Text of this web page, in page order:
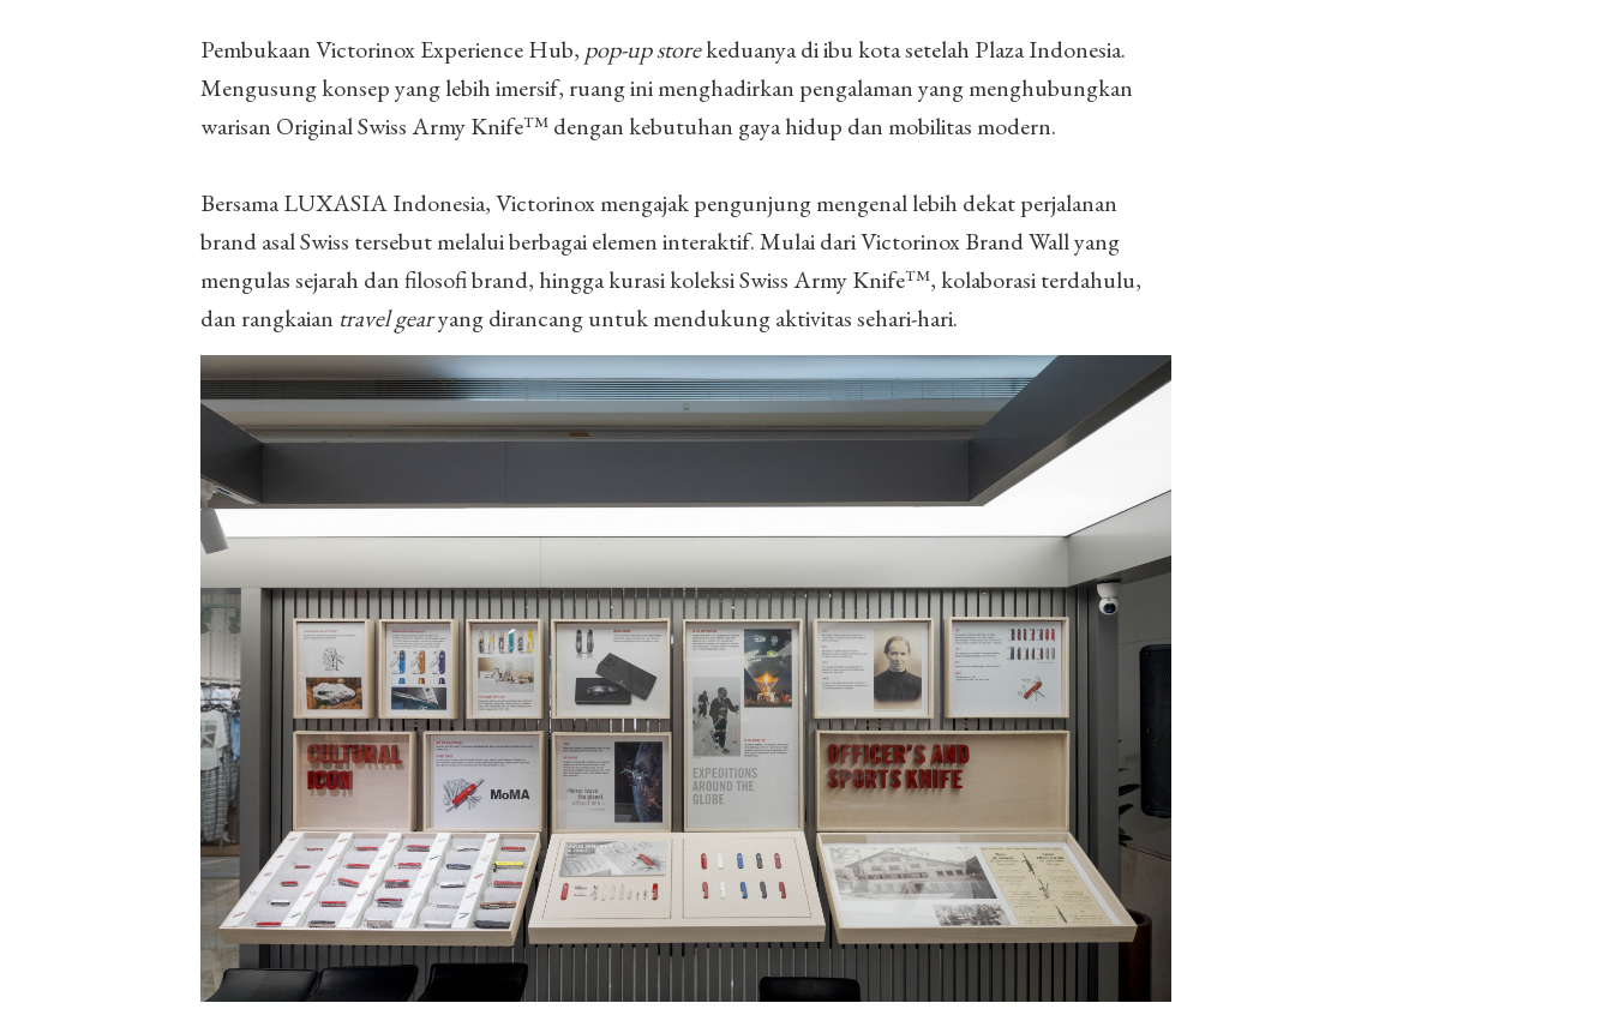
Pembukaan Victorinox Experience Hub, pop-up storekeduanya di ibu kota setelah Plaza Indonesia.
Mengusung konsep yang lebih imersif, ruang ini menghadirkan pengalaman yang menghubungkan
warisan Original Swiss Army Knife™ dengan kebutuhan gaya hidup dan mobilitas modern.
Bersama LUXASIA Indonesia, Victorinox mengajak pengunjung mengenal lebih dekat perjalanan
brand asal Swiss tersebut melalui berbagai elemen interaktif. Mulai dari Victorinox Brand Wall yang
mengulas sejarah dan filosofi brand, hingga kurasi koleksi Swiss Army Knife™, kolaborasi terdahulu,
dan rangkaian travel gearyang dirancang untuk mendukung aktivitas sehari-hari.